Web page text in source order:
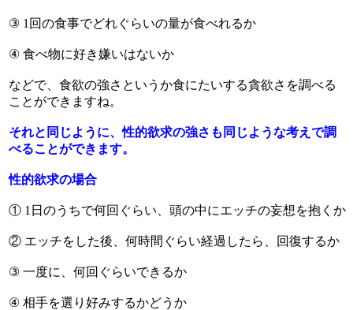
③ 1回の食事でどれぐらいの量が食べれるか
④ 食べ物に好き嫌いはないか
などで、食欲の強さというか食にたいする貪欲さを調べる
ことができますね。
それと同じように、性的欲求の強さも同じような考えで調
べることができます。
性的欲求の場合
① 1日のうちで何回ぐらい、頭の中にエッチの妄想を抱くか
② エッチをした後、何時間ぐらい経過したら、回復するか
③ 一度に、何回ぐらいできるか
④ 相手を選り好みするかどうか